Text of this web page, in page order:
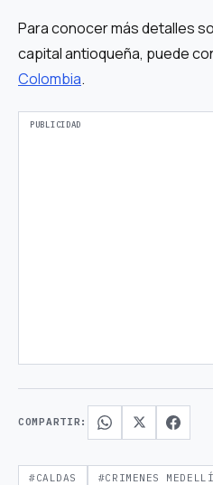
Para conocer más detalles
capital antioqueña, puede
Colombia.
COMPARTIR:
#CALDAS #CRIMENES